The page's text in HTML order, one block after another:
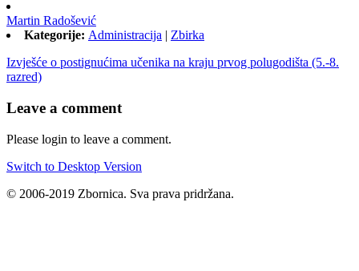
Martin Radošević
Kategorije: Administracija | Zbirka
Izvješće o postignućima učenika na kraju prvog polugodišta (5.-8.
razred)
Leave a comment
Please login to leave a comment.
Switch to Desktop Version
© 2006-2019 Zbornica. Sva prava pridržana.